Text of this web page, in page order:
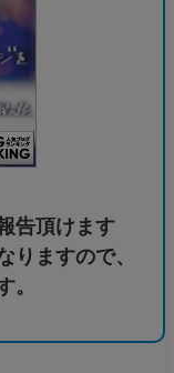
告頂けます
りますので、
。